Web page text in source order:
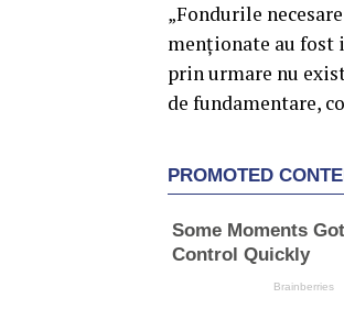
„Fondurile
menţionate au fost
prin urmare nu
de fundamentare,